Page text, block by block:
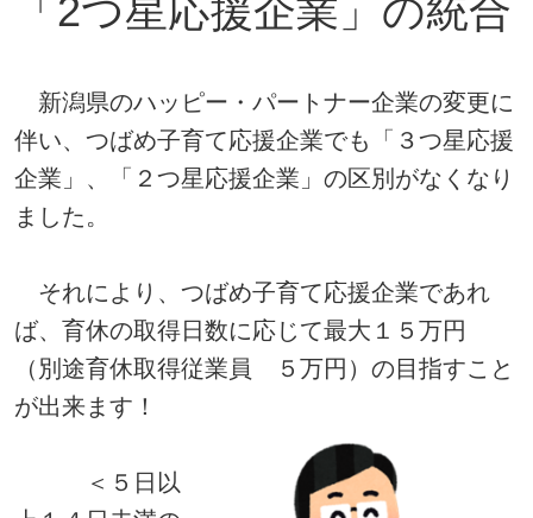
「2つ星応援企業」の統合
新潟県のハッピー・パートナー企業の変更に
伴い、つばめ子育て応援企業でも「３つ星応援
企業」、「２つ星応援企業」の区別がなくなり
ました。
それにより、つばめ子育て応援企業であれ
ば、育休の取得日数に応じて最大１５万円
（別途育休取得従業員 ５万円）の目指すこと
が出来ます！
＜５日以